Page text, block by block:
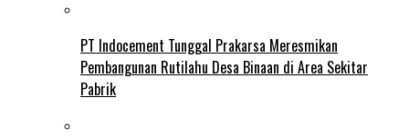
PT Indocement Tunggal Prakarsa Meresmikan
Pembangunan Rutilahu Desa Binaan di Area Sekitar
Pabrik